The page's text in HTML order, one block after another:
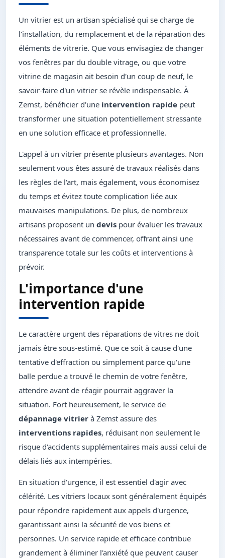
Un vitrier est un artisan spécialisé qui se charge de
l'installation, du remplacement et de la réparation des
éléments de vitrerie. Que vous envisagiez de changer
vos fenêtres par du double vitrage, ou que votre
vitrine de magasin ait besoin d'un coup de neuf, le
savoir-faire d'un vitrier se révèle indispensable. À
Zemst, bénéficier d'une intervention rapide peut
transformer une situation potentiellement stressante
en une solution efficace et professionnelle.
L'appel à un vitrier présente plusieurs avantages. Non
seulement vous êtes assuré de travaux réalisés dans
les règles de l'art, mais également, vous économisez
du temps et évitez toute complication liée aux
mauvaises manipulations. De plus, de nombreux
artisans proposent un devis pour évaluer les travaux
nécessaires avant de commencer, offrant ainsi une
transparence totale sur les coûts et interventions à
prévoir.
L'importance d'une
intervention rapide
Le caractère urgent des réparations de vitres ne doit
jamais être sous-estimé. Que ce soit à cause d'une
tentative d'effraction ou simplement parce qu'une
balle perdue a trouvé le chemin de votre fenêtre,
attendre avant de réagir pourrait aggraver la
situation. Fort heureusement, le service de
dépannage vitrier à Zemst assure des
interventions rapides, réduisant non seulement le
risque d'accidents supplémentaires mais aussi celui de
délais liés aux intempéries.
En situation d'urgence, il est essentiel d'agir avec
célérité. Les vitriers locaux sont généralement équipés
pour répondre rapidement aux appels d'urgence,
garantissant ainsi la sécurité de vos biens et
personnes. Un service rapide et efficace contribue
grandement à éliminer l'anxiété que peuvent causer